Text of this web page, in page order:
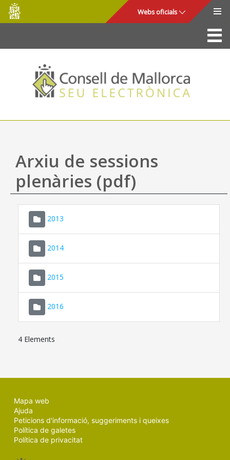
Salta al contingut principal
Consell
de
Mallorca
Webs oficials
La Seu
Consell de Mallorca
Accés i seguretat
Utilitats
Ajuda
Arxiu de sessions
plenàries (pdf)
2013
2014
2015
2016
4 Elements
Mapa web
Ajuda
Peticions d'informació, suggeriments i queixes
Política de galetes
Política de privacitat